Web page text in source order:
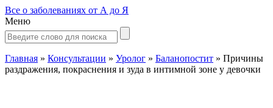
Все о заболеваниях от А до Я
Меню
Главная » Консультации » Уролог » Баланопостит » Причины
раздражения, покраснения и зуда в интимной зоне у девочки